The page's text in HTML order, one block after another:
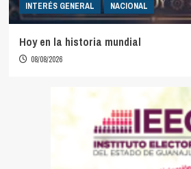
INTERÉS GENERAL NACIONAL
Hoy en la historia mundial
08/08/2026